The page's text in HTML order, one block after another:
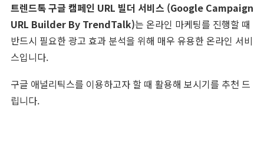
트렌드톡 구글 캠페인 URL 빌더 서비스 (Google Campaign
URL Builder By TrendTalk)는 온라인 마케팅를 진행할 때
반드시 필요한 광고 효과 분석을 위해 매우 유용한 온라인 서비
스입니다.
구글 애널리틱스를 이용하고자 할 때 활용해 보시기를 추천 드
립니다.